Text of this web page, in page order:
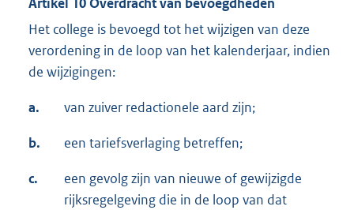
Het college is bevoegd tot het wijzigen van deze
verordening in de loop van het kalenderjaar, indien
de wijzigingen:
a. van zuiver redactionele aard zijn;
b. een tariefsverlaging betreffen;
c.
een gevolg zijn van nieuwe of gewijzigde
rijksregelgeving die in de loop van dat